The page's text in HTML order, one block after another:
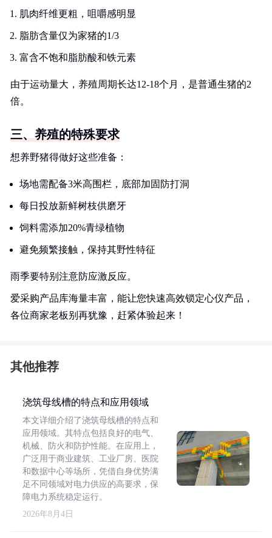
肌肉纤维更粗，咀嚼感明显
脂肪含量仅为家猪的1/3
富含不饱和脂肪酸和铁元素
由于运动量大，养殖周期长达12-18个月，是普通生猪的2
倍。
三、养殖的特殊要求
想养野猪得做好这些准备：
场地需配备3米高围栏，底部加固防打洞
每日投放新鲜树枝供磨牙
饲料需添加20%青绿植物
避免频繁接触，保持其野性特征
雨季要特别注意防应激反应。
爱采购产品库海量丰富，能让您快速高效锁定心仪产品，
各位商家老板别再犹豫，赶紧体验起来！
其他推荐
浇筑母线槽的特点和应用领域
本文详细介绍了浇筑母线槽的特点和
应用领域。其特点包括良好的电气、
机械、防火和防护性能。在应用上，
广泛用于商业建筑、工业厂房、医院
和数据中心等场所，凭借自身优势满
足不同领域对电力供应的高要求，保
障电力系统稳定运行。
2026年8月4日